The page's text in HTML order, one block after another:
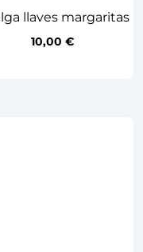
llaves margaritas
10,00€